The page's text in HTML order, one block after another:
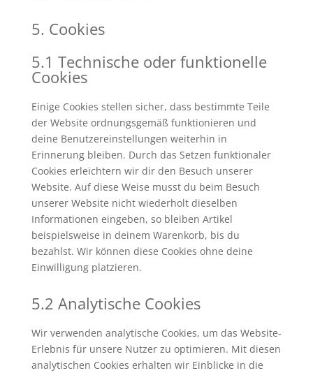
5. Cookies
5.1 Technische oder funktionelle
Cookies
Einige Cookies stellen sicher, dass bestimmte Teile
der Website ordnungsgemäß funktionieren und
deine Benutzereinstellungen weiterhin in
Erinnerung bleiben. Durch das Setzen funktionaler
Cookies erleichtern wir dir den Besuch unserer
Website. Auf diese Weise musst du beim Besuch
unserer Website nicht wiederholt dieselben
Informationen eingeben, so bleiben Artikel
beispielsweise in deinem Warenkorb, bis du
bezahlst. Wir können diese Cookies ohne deine
Einwilligung platzieren.
5.2 Analytische Cookies
Wir verwenden analytische Cookies, um das Website-
Erlebnis für unsere Nutzer zu optimieren. Mit diesen
analytischen Cookies erhalten wir Einblicke in die